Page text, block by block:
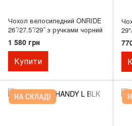
Чохол велосипедний ONRIDE
26˝/27.5˝/29˝ з ручками чорний
1 580 грн
Купити